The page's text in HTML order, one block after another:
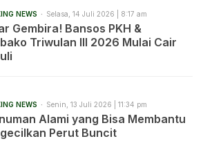
NEWS Selasa, 14 Juli 2026 | 8:17 am
Gembira! Bansos PKH &
Triwulan III 2026 Mulai Cair
NEWS Senin, 13 Juli 2026 | 11:34 pm
Alami yang Bisa Membantu
Perut Buncit